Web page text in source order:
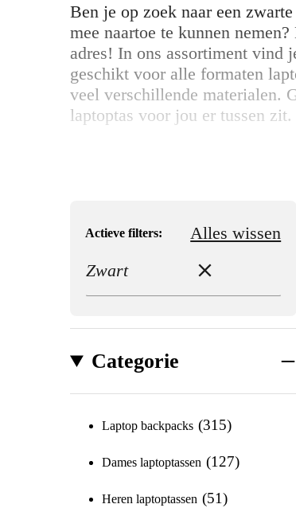
Ben je op zoek naar een
mee naartoe te kunnen
adres! In ons assortiment vind
geschikt voor alle formaten
veel verschillende materialen.
laptoptas voor jou er tussen zit.
Actieve filters:
Alles wissen
Zwart
Categorie
Laptop backpacks 315
Dames laptoptassen 127
Heren laptoptassen 51